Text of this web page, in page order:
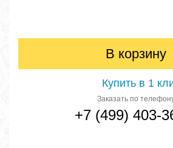
В корзину
Купить в 1
Заказать по
+7 (499) 403-